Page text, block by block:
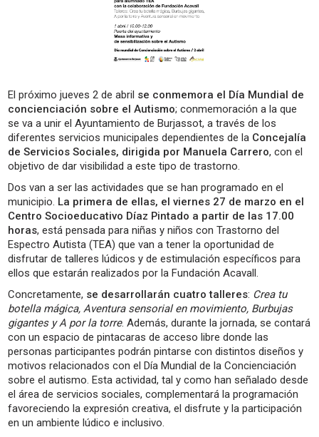
El próximo jueves 2 de abril se conmemora el Día Mundial de
concienciación sobre el Autismo; conmemoración a la que
se va a unir el Ayuntamiento de Burjassot, a través de los
diferentes servicios municipales dependientes de la Concejalía
de Servicios Sociales, dirigida por Manuela Carrero, con el
objetivo de dar visibilidad a este tipo de trastorno.
Dos van a ser las actividades que se han programado en el
municipio. La primera de ellas, el viernes 27 de marzo en el
Centro Socioeducativo Díaz Pintado a partir de las 17.00
horas, está pensada para niñas y niños con Trastorno del
Espectro Autista (TEA) que van a tener la oportunidad de
disfrutar de talleres lúdicos y de estimulación específicos para
ellos que estarán realizados por la Fundación Acavall.
Concretamente, se desarrollarán cuatro talleres: Crea tu
botella mágica, Aventura sensorial en movimiento, Burbujas
gigantes y A por la torre. Además, durante la jornada, se contará
con un espacio de pintacaras de acceso libre donde las
personas participantes podrán pintarse con distintos diseños y
motivos relacionados con el Día Mundial de la Concienciación
sobre el autismo. Esta actividad, tal y como han señalado desde
el área de servicios sociales, complementará la programación
favoreciendo la expresión creativa, el disfrute y la participación
en un ambiente lúdico e inclusivo.